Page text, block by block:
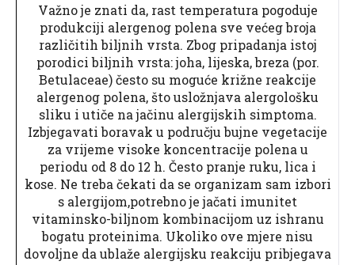
Važno je znati da, rast temperatura pogoduje
produkciji alergenog polena sve većeg broja
različitih biljnih vrsta. Zbog pripadanja istoj
porodici biljnih vrsta: joha, lijeska, breza (por.
Betulaceae) često su moguće križne reakcije
alergenog polena, što usložnjava alergološku
sliku i utiče na jačinu alergijskih simptoma.
Izbjegavati boravak u području bujne vegetacije
za vrijeme visoke koncentracije polena u
periodu od 8 do 12 h. Često pranje ruku, lica i
kose. Ne treba čekati da se organizam sam izbori
s alergijom,potrebno je jačati imunitet
vitaminsko-biljnom kombinacijom uz ishranu
bogatu proteinima. Ukoliko ove mjere nisu
dovoljne da ublaže alergijsku reakciju pribjegava